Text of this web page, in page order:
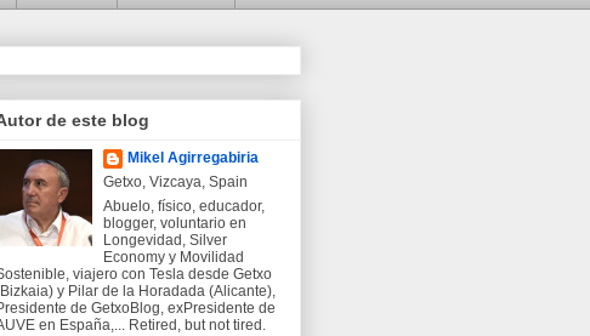
de este blog
Mikel Agirregabiria
Getxo, Vizcaya, Spain
Abuelo, físico, educador,
blogger, voluntario en
Longevidad, Silver
Economy y Movilidad
viajero con Tesla desde Getxo
y Pilar de la Horadada (Alicante),
de GetxoBlog, exPresidente de
en España,... Retired, but not tired.